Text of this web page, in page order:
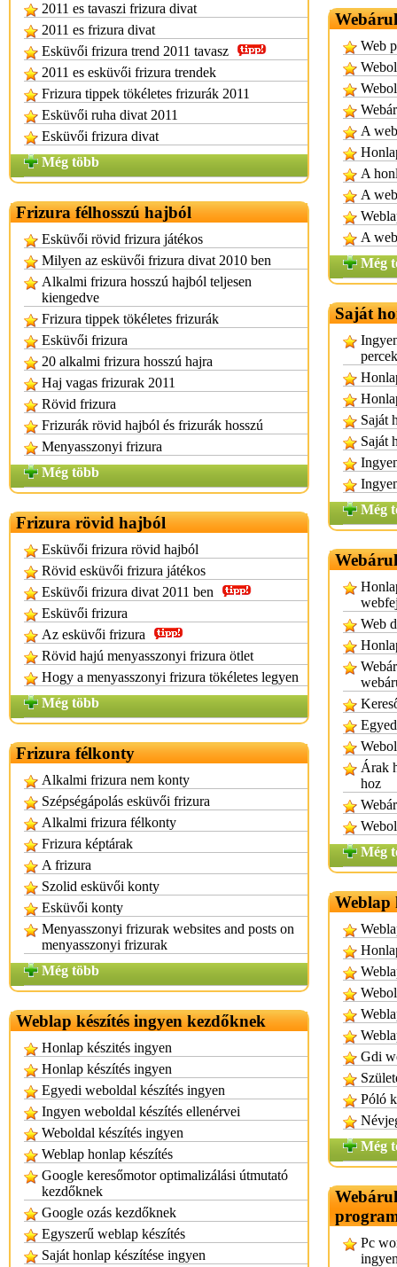
2011 es tavaszi frizura divat
2011 es frizura divat
Esküvői frizura trend 2011 tavasz
2011 es esküvői frizura trendek
Frizura tippek tökéletes frizurák 2011
Esküvői ruha divat 2011
Esküvői frizura divat
Még több
Frizura félhosszú hajból
Esküvői rövid frizura játékos
Milyen az esküvői frizura divat 2010 ben
Alkalmi frizura hosszú hajból teljesen
kiengedve
Frizura tippek tökéletes frizurák
Esküvői frizura
20 alkalmi frizura hosszú hajra
Haj vagas frizurak 2011
Rövid frizura
Frizurák rövid hajból és frizurák hosszú
Menyasszonyi frizura
Még több
Frizura rövid hajból
Esküvői frizura rövid hajból
Rövid esküvői frizura játékos
Esküvői frizura divat 2011 ben
Esküvői frizura
Az esküvői frizura
Rövid hajú menyasszonyi frizura ötlet
Hogy a menyasszonyi frizura tökéletes legyen
Még több
Frizura félkonty
Alkalmi frizura nem konty
Szépségápolás esküvői frizura
Alkalmi frizura félkonty
Frizura képtárak
A frizura
Szolid esküvői konty
Esküvői konty
Menyasszonyi frizurak websites and posts on
menyasszonyi frizurak
Még több
Weblap készítés ingyen kezdőknek
Honlap készités ingyen
Honlap készítés ingyen
Egyedi weboldal készítés ingyen
Ingyen weboldal készítés ellenérvei
Weboldal készítés ingyen
Weblap honlap készítés
Google keresőmotor optimalizálási útmutató
kezdőknek
Google ozás kezdőknek
Egyszerű weblap készítés
Saját honlap készítése ingyen
Web
A
A
A
A
Még
Saját
Saját
Saját
Még
Web
Árak
hoz
Még
Weblap
Gdi
Póló
Még
Pc